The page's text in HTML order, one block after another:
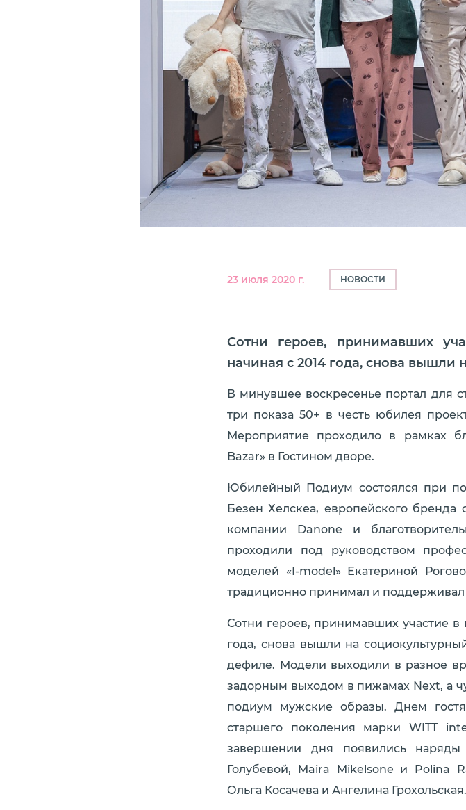
23 июля 2020 г. НОВОСТИ
Сотни героев, принимавших
начиная с 2014 года, снова вышли
В минувшее воскресенье портал для
три показа 50+ в честь юбилея
Мероприятие проходило в рамках
Bazar» в Гостином дворе.
Юбилейный Подиум состоялся при
Безен Хелскеа, европейского
компании Danone и
проходили под руководством
моделей «I-model» Екатериной
традиционно принимал и поддерживал
Сотни героев, принимавших участие в
года, снова вышли на
дефиле. Модели выходили в разное
задорным выходом в пижамах Next, а
подиум мужские образы. Днем
старшего поколения марки WITT
завершении дня появились
Голубевой, Maira Mikelsone и Polina
Ольга Косачева и Ангелина Грохольская.